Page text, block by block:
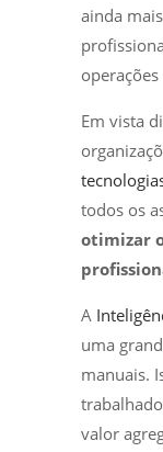
ainda
Em vista
todos os
otimizar
A
uma
manuais.
valor